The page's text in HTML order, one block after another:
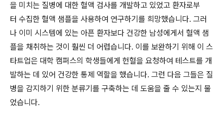
을 미치는 질병에 대한 혈액 검사를 개발하고 있었고 환자로부
터 수집한 혈액 샘플을 사용하여 연구하기를 희망했습니다. 그러
나 이미 시스템에 있는 아픈 환자보다 건강한 남성에게서 혈액 샘
플을 채취하는 것이 훨씬 더 어렵습니다. 이를 보완하기 위해 이 스
타트업은 대학 캠퍼스의 학생들에게 헌혈을 요청하여 테스트를 개
발하는 데 있어 건강한 통제 역할을 했습니다. 그런 다음 그들은 질
병을 감지하기 위한 분류기를 구축하는 데 도움을 줄 수 있는지 물
었습니다.